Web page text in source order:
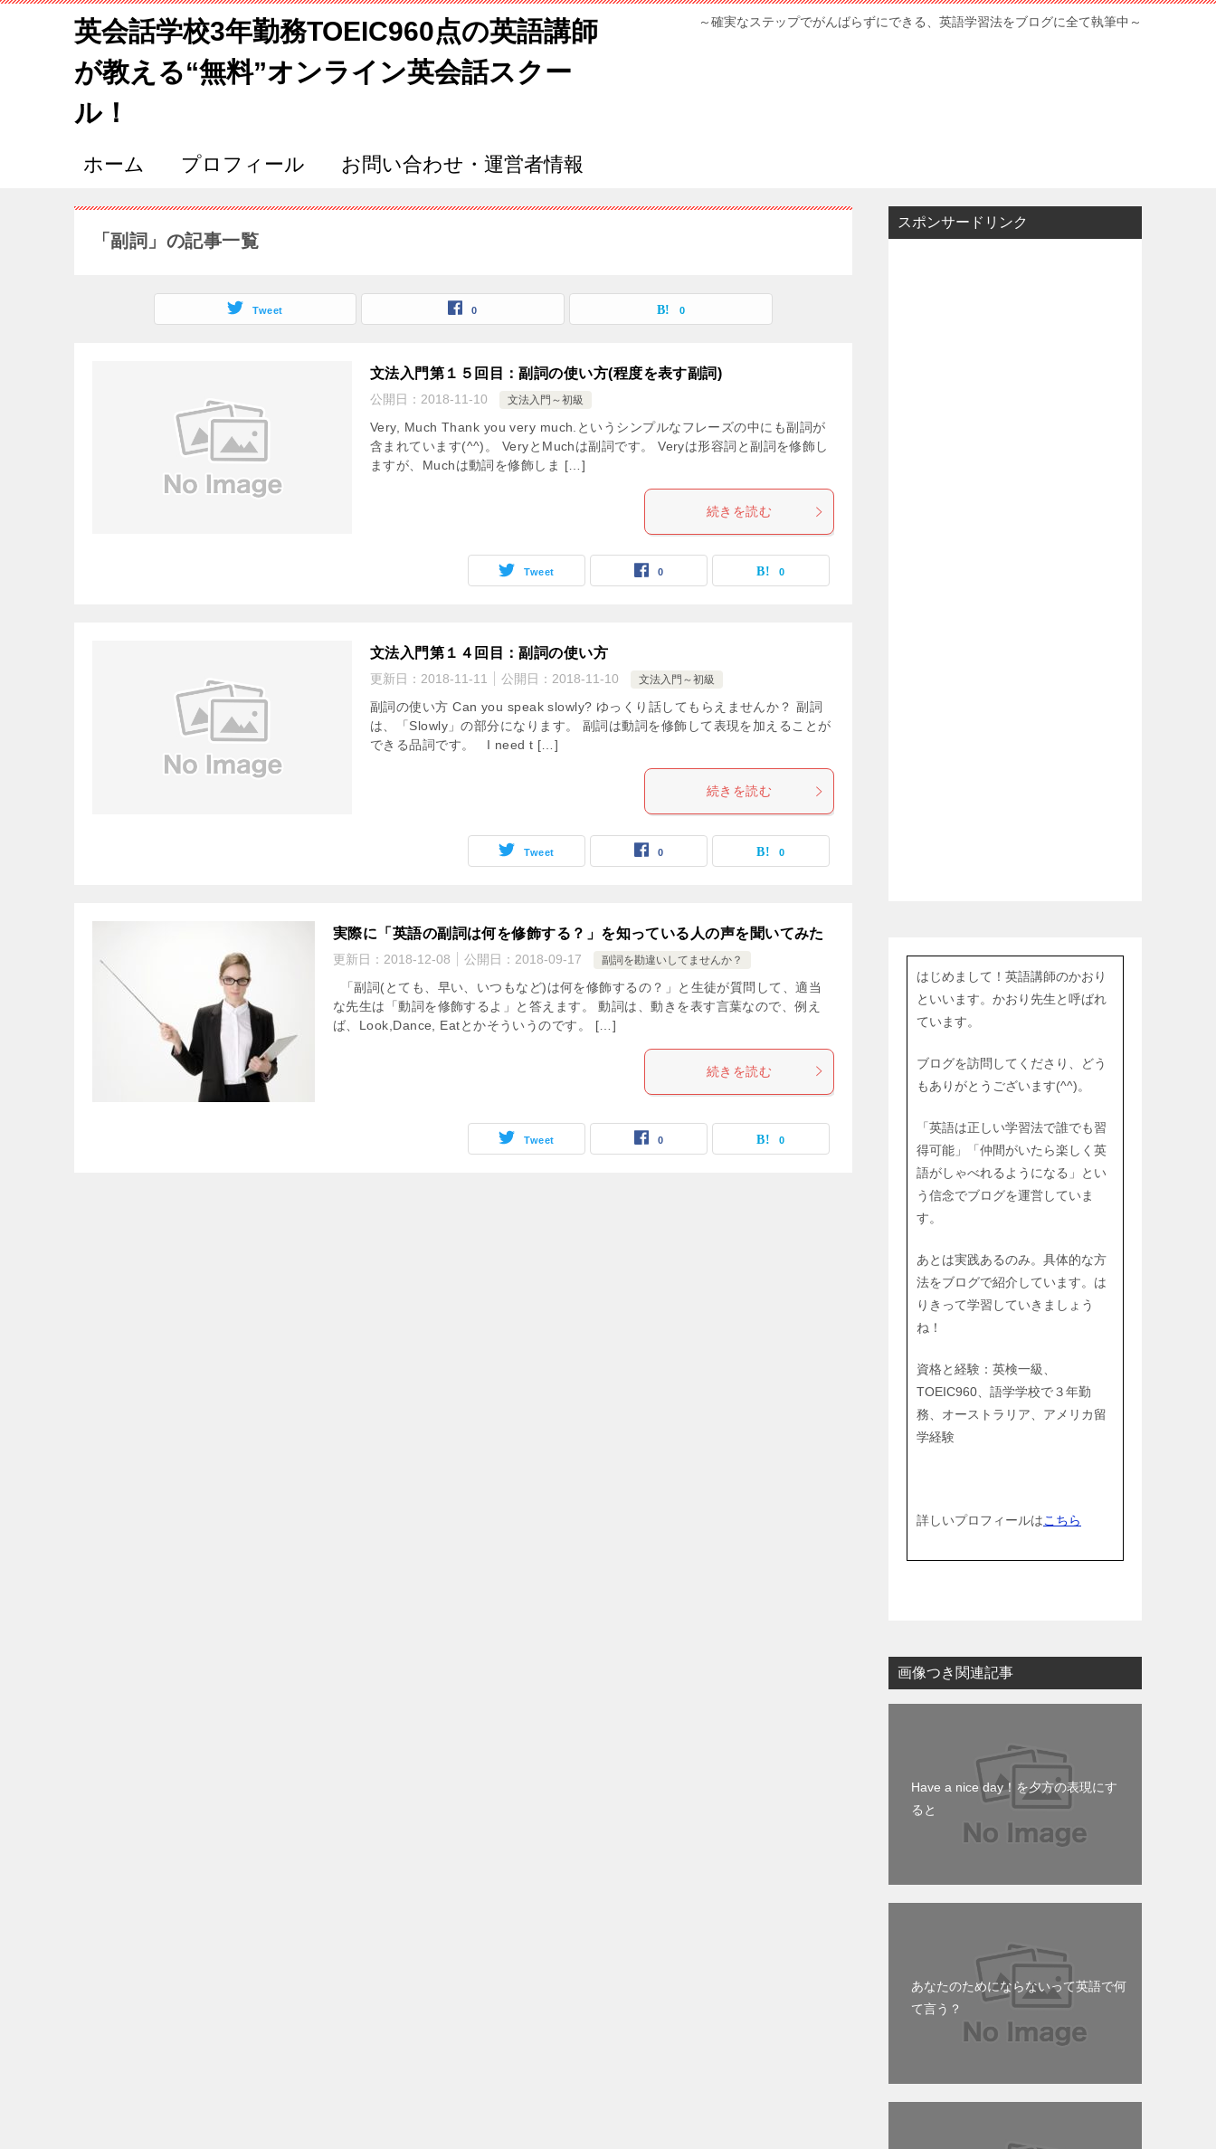
英会話学校3年勤務TOEIC960点の英語講師
が教える“無料”オンライン英会話スクー
ル！
～確実なステップでがんばらずにできる、英語学習法をブログに全て執筆中～
ホーム プロフィール お問い合わせ・運営者情報
「副詞」の記事一覧
Tweet 0 0
文法入門第１５回目：副詞の使い方(程度を表す副詞)
公開日： 2018-11-10 文法入門～初級
Very, Much Thank you very much.というシンプルなフレーズの中にも副詞が
含まれています(^^)。 VeryとMuchは副詞です。 Veryは形容詞と副詞を修飾し
ますが、Muchは動詞を修飾しま […]
続きを読む
Tweet 0 0
文法入門第１４回目：副詞の使い方
更新日： 2018-11-11 公開日： 2018-11-10 文法入門～初級
副詞の使い方 Can you speak slowly? ゆっくり話してもらえませんか？ 副詞
は、「Slowly」の部分になります。 副詞は動詞を修飾して表現を加えることが
できる品詞です。 I need t […]
続きを読む
Tweet 0 0
実際に「英語の副詞は何を修飾する？」を知っている人の声を聞いてみた
更新日： 2018-12-08 公開日： 2018-09-17 副詞を勘違いしてませんか？
「副詞(とても、早い、いつもなど)は何を修飾するの？」と生徒が質問して、適当
な先生は「動詞を修飾するよ」と答えます。 動詞は、動きを表す言葉なので、例え
ば、Look,Dance, Eatとかそういうのです。 […]
続きを読む
Tweet 0 0
スポンサードリンク
はじめまして！英語講師のかおり
といいます。かおり先生と呼ばれ
ています。
ブログを訪問してくださり、どう
もありがとうございます(^^)。
「英語は正しい学習法で誰でも習
得可能」「仲間がいたら楽しく英
語がしゃべれるようになる」とい
う信念でブログを運営していま
す。
あとは実践あるのみ。具体的な方
法をブログで紹介しています。は
りきって学習していきましょう
ね！
資格と経験：英検一級、
TOEIC960、語学学校で３年勤
務、オーストラリア、アメリカ留
学経験
詳しいプロフィールはこちら
画像つき関連記事
Have a nice day！を夕方の表現にす
ると
あなたのためにならないって英語で何
て言う？